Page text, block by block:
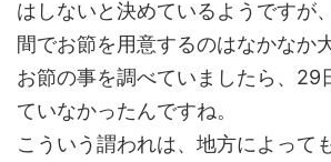
はしないと決めているようですが
間でお節を用意するのはなかなか
お節の事を調べていましたら、29
ていなかったんですね。
こういう謂われは、地方によって